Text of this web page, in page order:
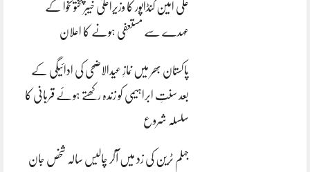
علی امین گنڈاپور کا وزیراعلیٰ خیبرپختونخوا کے
عہدے سے مستعفی ہونے کا اعلان
پاکستان بھر میں نمازِ عیدالاضحی کی ادائیگی کے
بعد سنتِ ابراہیمی کو زندہ رکھتے ہوئے قربانی کا
سلسلہ شروع
جہلم ٹرین کی زد میں آکر چالیس سالہ شخص جان